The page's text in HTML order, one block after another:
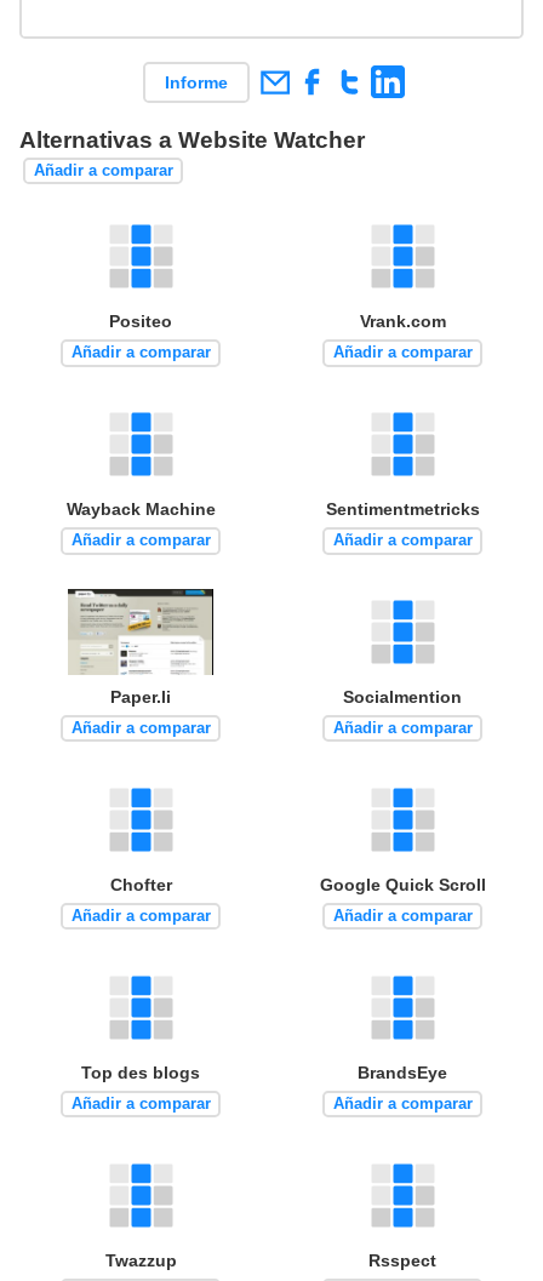
Informe
Alternativas a Website Watcher
Añadir a comparar
Positeo
Añadir a comparar
Vrank.com
Añadir a comparar
Wayback Machine
Añadir a comparar
Sentimentmetricks
Añadir a comparar
Paper.li
Añadir a comparar
Socialmention
Añadir a comparar
Chofter
Añadir a comparar
Google Quick Scroll
Añadir a comparar
Top des blogs
Añadir a comparar
BrandsEye
Añadir a comparar
Twazzup Rsspect